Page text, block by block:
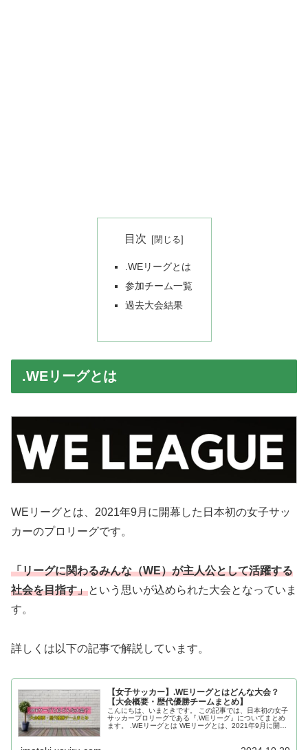
目次
.WEリーグとは
参加チーム一覧
過去大会結果
.WEリーグとは
WEリーグとは、2021年9月に開幕した日本初の女子サッ
カーのプロリーグです。
「リーグに関わるみんな（WE）が主人公として活躍する
社会を目指す」という思いが込められた大会となっていま
す。
詳しくは以下の記事で解説しています。
【女子サッカー】.WEリーグとはどんな大会？
【大会概要・歴代優勝チームまとめ】
こんにちは、いまときです。 この記事では、日本初の女子
サッカープロリーグである『.WEリーグ』についてまとめ
ます。 .WEリーグとは WEリーグとは、2021年9月に開幕